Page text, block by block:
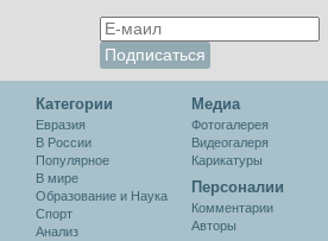
Категории
Евразия
В России
Популярное
В мире
Образование и Наука
Спорт
Анализ
Медиа
Фотогалерея
Видеогалеря
Карикатуры
Персоналии
Комментарии
Авторы